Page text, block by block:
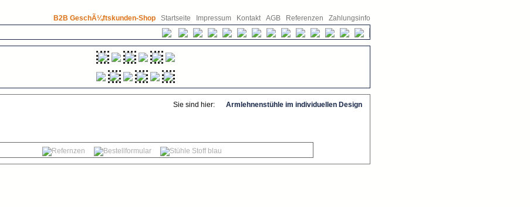
B2B GeschÃ¼ftskunden-Shop Startseite Impressum Kontakt AGB Referenzen Zahlungsinfo
Sie sind hier: Armlehnenstühle im individuellen Design